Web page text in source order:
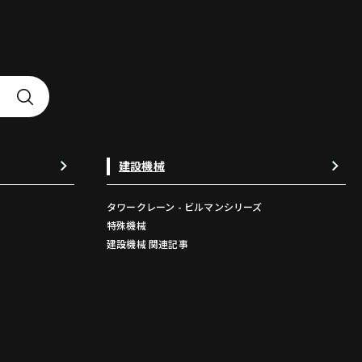
建設機械
タワークレーン - ビルマンシリーズ
特殊機械
建設機械 関連記事